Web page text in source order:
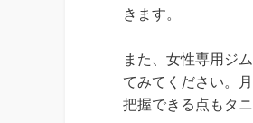
きます。
また、女性専用ジ
てみてください。
把握できる点もタ